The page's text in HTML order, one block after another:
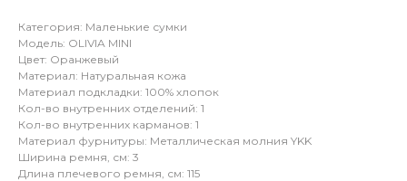
Категория: Маленькие сумки
Модель: OLIVIA MINI
Цвет: Оранжевый
Материал: Натуральная кожа
Материал подкладки: 100% хлопок
Кол-во внутренних отделений: 1
Кол-во внутренних карманов: 1
Материал фурнитуры: Металлическая молния YKK
Ширина ремня, см: 3
Длина плечевого ремня, см: 115